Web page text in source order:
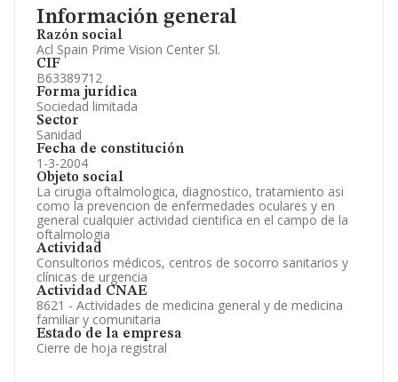
Información general
Razón social
Acl Spain Prime Vision Center Sl.
CIF
B63389712
Forma jurídica
Sociedad limitada
Sector
Sanidad
Fecha de constitución
1-3-2004
Objeto social
La cirugia oftalmologica, diagnostico, tratamiento asi
como la prevencion de enfermedades oculares y en
general cualquier actividad cientifica en el campo de la
oftalmologia
Actividad
Consultorios médicos, centros de socorro sanitarios y
clínicas de urgencia
Actividad CNAE
8621 - Actividades de medicina general y de medicina
familiar y comunitaria
Estado de la empresa
Cierre de hoja registral
Información oficial y registral complementaria.